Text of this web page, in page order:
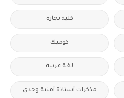
كلية تجارة
كوميك
لغة عربية
مذكرات أستاذة أمنية وجدى